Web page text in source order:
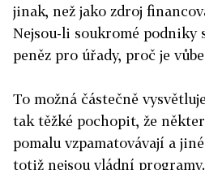
jinak, než jako zdroj
Nejsou-li soukromé podniky
peněz pro úřady, proč je
To možná částečně
tak těžké pochopit, že
pomalu vzpamatovávají a
totiž nejsou vládní